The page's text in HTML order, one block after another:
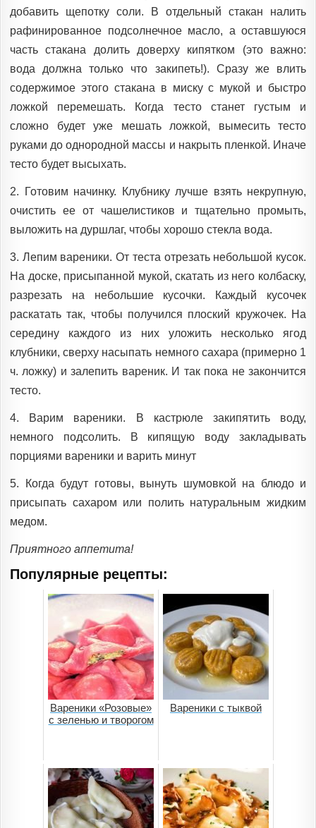
добавить щепотку соли. В отдельный стакан налить
рафинированное подсолнечное масло, а оставшуюся
часть стакана долить доверху кипятком (это важно:
вода должна только что закипеть!). Сразу же влить
содержимое этого стакана в миску с мукой и быстро
ложкой перемешать. Когда тесто станет густым и
сложно будет уже мешать ложкой, вымесить тесто
руками до однородной массы и накрыть пленкой. Иначе
тесто будет высыхать.
2. Готовим начинку. Клубнику лучше взять некрупную,
очистить ее от чашелистиков и тщательно промыть,
выложить на дуршлаг, чтобы хорошо стекла вода.
3. Лепим вареники. От теста отрезать небольшой кусок.
На доске, присыпанной мукой, скатать из него колбаску,
разрезать на небольшие кусочки. Каждый кусочек
раскатать так, чтобы получился плоский кружочек. На
середину каждого из них уложить несколько ягод
клубники, сверху насыпать немного сахара (примерно 1
ч. ложку) и залепить вареник. И так пока не закончится
тесто.
4. Варим вареники. В кастрюле закипятить воду,
немного подсолить. В кипящую воду закладывать
порциями вареники и варить минут
5. Когда будут готовы, вынуть шумовкой на блюдо и
присыпать сахаром или полить натуральным жидким
медом.
Приятного аппетита!
Популярные рецепты:
Вареники «Розовые»
с зеленью и творогом
Вареники с тыквой